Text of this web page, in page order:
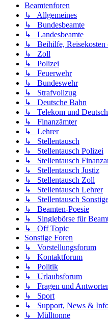
Beamtenforen
↳ Allgemeines
↳ Bundesbeamte
↳ Landesbeamte
↳ Beihilfe, Reisekosten
↳ Zoll
↳ Polizei
↳ Feuerwehr
↳ Bundeswehr
↳ Strafvollzug
↳ Deutsche Bahn
↳ Telekom und
↳ Finanzämter
↳ Lehrer
↳ Stellentausch
↳ Stellentausch Polizei
↳ Stellentausch
↳ Stellentausch Justiz
↳ Stellentausch Zoll
↳ Stellentausch Lehrer
↳ Stellentausch
↳ Beamten-Poesie
↳ Singlebörse für
↳ Off Topic
Sonstige Foren
↳ Vorstellungsforum
↳ Kontaktforum
↳ Politik
↳ Urlaubsforum
↳ Fragen und
↳ Sport
↳ Support, News &
↳ Mülltonne